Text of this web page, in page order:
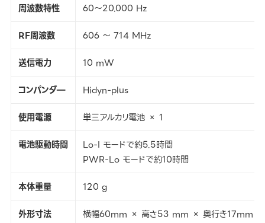
周波数特性
60～20.000 Hz
RF周波数
606 ～ 714 MHz
送信電力
10 mW
コンパンダ―
Hidyn-plus
使用電源
単三アルカリ電池 × 1
電池駆動時間
Lo-I モードで約5.5時間
PWR-Lo モードで約10時間
本体重量
120 g
外形寸法
横幅60mm × 高さ53 mm × 奥行き17mm